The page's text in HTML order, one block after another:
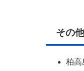
その
柏高